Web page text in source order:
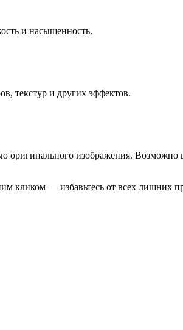
и насыщенность.
текстур и других эффектов.
оригинального изображения. Возможно
кликом — избавьтесь от всех лишних